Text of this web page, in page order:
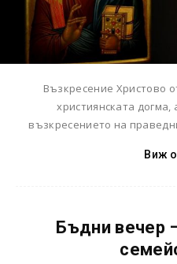
Възкресение Христово
християнската
възкресението на
Виж
Бъдни вечер